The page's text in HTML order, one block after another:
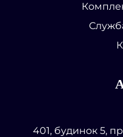
401, будинок 5,